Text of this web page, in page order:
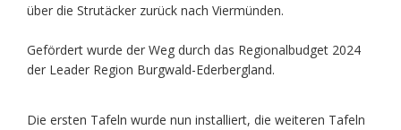
über die Strutäcker zurück nach Viermünden.
Gefördert wurde der Weg durch das Regionalbudget 2024
der Leader Region Burgwald-Ederbergland.
Die ersten Tafeln wurde nun installiert, die weiteren Tafeln